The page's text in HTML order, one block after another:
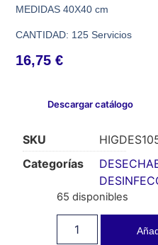
MEDIDAS 40X40 cm
CANTIDAD: 125 Servicios
16,75€
Descargar catálogo
SKU
Categorías
65 disponibles